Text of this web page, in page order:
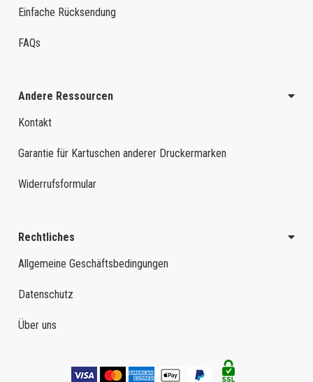
Einfache Rücksendung
FAQs
Andere Ressourcen
Kontakt
Garantie für Kartuschen anderer Druckermarken
Widerrufsformular
Rechtliches
Allgemeine Geschäftsbedingungen
Datenschutz
Über uns